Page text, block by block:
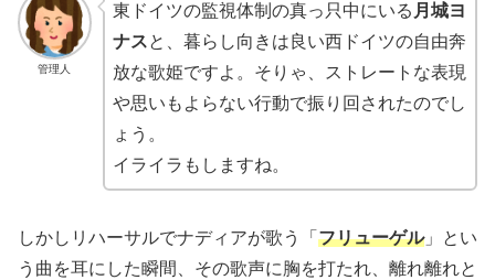
管理人
東ドイツの監視体制の真っ只中にいる 月城ヨ
ナスと、暮らし向きは良い西ドイツの自由奔
放な歌姫ですよ。そりゃ、ストレートな表現
や思いもよらない行動で振り回されたのでし
ょう。
イライラもしますね。
しかしリハーサルでナディアが歌う「 フリューゲル」とい
う曲を耳にした瞬間、その歌声に胸を打たれ、離れ離れと